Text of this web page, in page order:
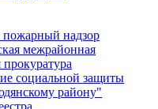
пожарный надзор
межрайонная
социальной защиты
району"